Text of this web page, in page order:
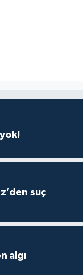
suç
algı